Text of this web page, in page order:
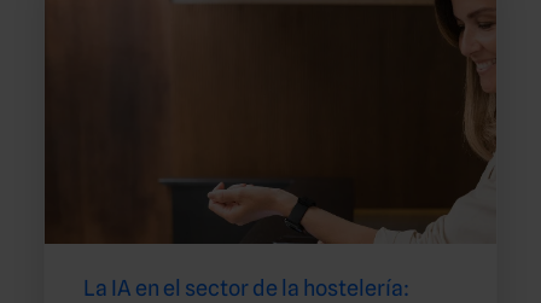
La IA en el sector de la hostelería: